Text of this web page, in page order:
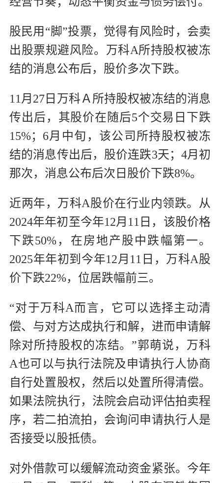
股民用“脚”投票，觉得有风险时，会卖
出股票规避风险。万科A所持股权被冻
结的消息公布后，股价多次下跌。
11月27日万科Ａ所持股权被冻结的消息
传出后，其股价在随后5个交易日下跌
15%；6月中旬，该公司所持股权被冻
结的消息传出后，股价连跌3天；4月初
那次，消息公布后次日股价下跌8%。
近两年，万科A股价在行业内领跌。从
2024年年初至今年12月11日，该股价格
下跌50%，在房地产股中跌幅第一。
2025年年初到今年12月11日，万科A股
价下跌22%，位居跌幅前三。
“对于万科A而言，它可以选择主动清
偿、与对方达成执行和解，进而申请解
除对所持股权的冻结。”郭萌说，万科
A也可以与执行法院及申请执行人协商
自行处置股权，然后以处置所得清偿。
如果法院执行，法院会启动评估拍卖程
序，若二拍流拍，会询问申请执行人是
否接受以股抵债。
对外借款可以缓解流动资金紧张。今年